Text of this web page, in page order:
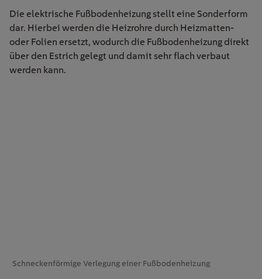
Die elektrische Fußbodenheizung stellt eine Sonderform
dar. Hierbei werden die Heizrohre durch Heizmatten-
oder Folien ersetzt, wodurch die Fußbodenheizung direkt
über den Estrich gelegt und damit sehr flach verbaut
werden kann.
Schneckenförmige Verlegung einer Fußbodenheizung